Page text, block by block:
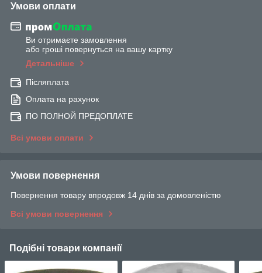
Умови оплати
Ви отримаєте замовлення
або гроші повернуться на вашу картку
Детальніше
Післяплата
Оплата на рахунок
ПО ПОЛНОЙ ПРЕДОПЛАТЕ
Всі умови оплати
Умови повернення
Повернення товару впродовж 14 днів за домовленістю
Всі умови повернення
Подібні товари компанії